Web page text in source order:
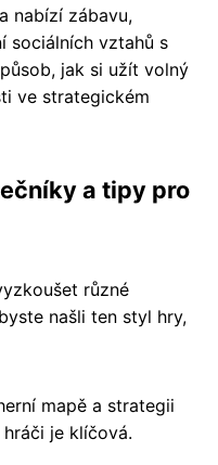
nabízí zábavu,
sociálních vztahů s
jak si užít volný
ve strategickém
a tipy pro
různé
našli ten styl hry,
mapě a strategii
je klíčová.